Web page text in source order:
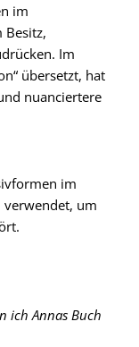
im
Besitz,
Im
übersetzt, hat
nuanciertere
im
verwendet, um
ich Annas Buch